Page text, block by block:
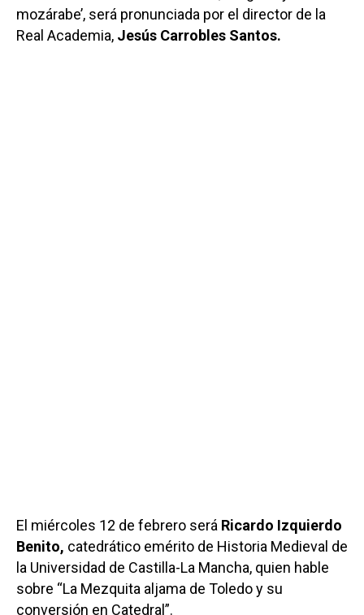
mozárabe’, será pronunciada por el director de la
Real Academia, Jesús Carrobles Santos.
El miércoles 12 de febrero será Ricardo Izquierdo
Benito, catedrático emérito de Historia Medieval de
la Universidad de Castilla-La Mancha, quien hable
sobre “La Mezquita aljama de Toledo y su
conversión en Catedral”.